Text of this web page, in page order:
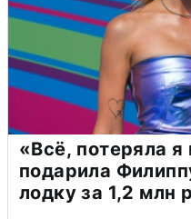
«Всё, потеряла
подарила
лодку за 1,2 млн